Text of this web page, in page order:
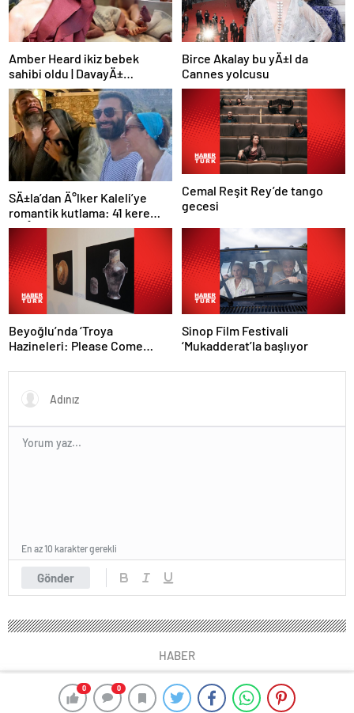
0 0
Amber Heard ikiz bebek
sahibi oldu | DavayÄ±
kaybedince Hollywood’u terk
etmiÅti
Birce Akalay bu yÄ±l da
Cannes yolcusu
SÄ±la’dan Ä°lker Kaleli’ye
romantik kutlama: 41 kere
maÅallah
Cemal Reşit Rey’de tango
gecesi
Beyoğlu’nda ‘Troya
Hazineleri: Please Come
Sinop Film Festivali
‘Mukadderat’la başlıyor
Gönder
En az 10 karakter gerekli
HABER